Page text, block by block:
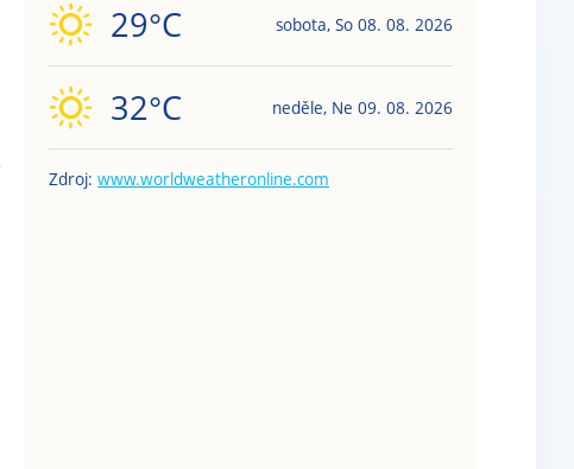
29°C sobota, So 08. 08. 2026
32°C neděle, Ne 09. 08. 2026
Zdroj: www.worldweatheronline.com